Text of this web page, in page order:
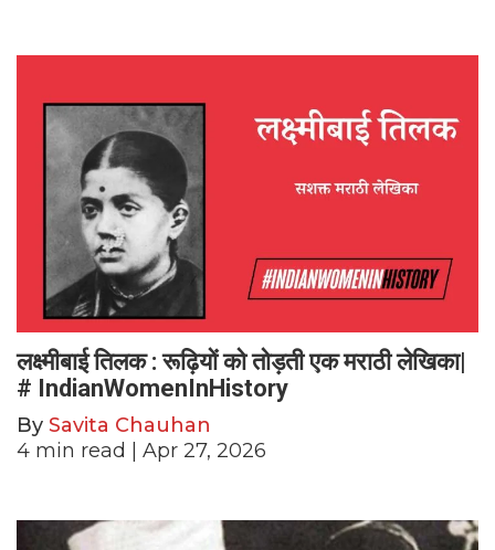
लक्ष्मीबाई तिलक : रूढ़ियों को तोड़ती एक मराठी लेखिका|
# IndianWomenInHistory
By Savita Chauhan
4 min read | Apr 27, 2026